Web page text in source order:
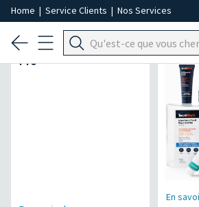
Home | Service Clients | Nos Services
Micromoteur Air Power
Pro
En